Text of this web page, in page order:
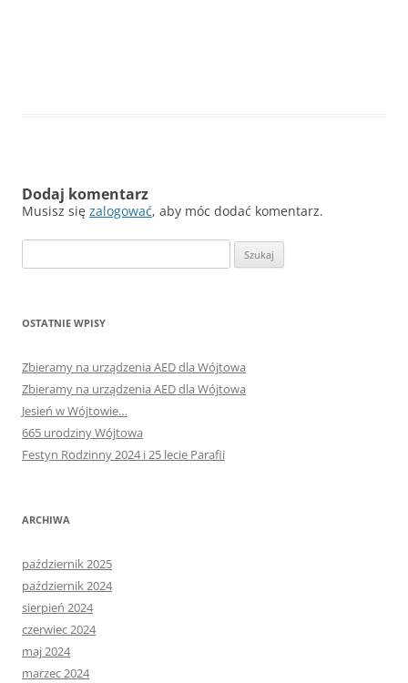
Dodaj komentarz
Musisz się zalogować, aby móc dodać komentarz.
OSTATNIE WPISY
Zbieramy na urządzenia AED dla Wójtowa
Zbieramy na urządzenia AED dla Wójtowa
Jesień w Wójtowie…
665 urodziny Wójtowa
Festyn Rodzinny 2024 i 25 lecie Parafii
ARCHIWA
październik 2025
październik 2024
sierpień 2024
czerwiec 2024
maj 2024
marzec 2024